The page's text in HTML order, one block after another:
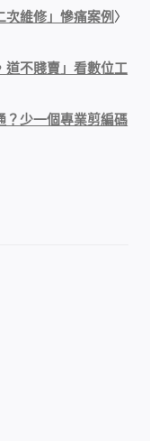
次維修」慘痛案例 〉
道不賤賣」看數位工
？少一個專業剪編碼